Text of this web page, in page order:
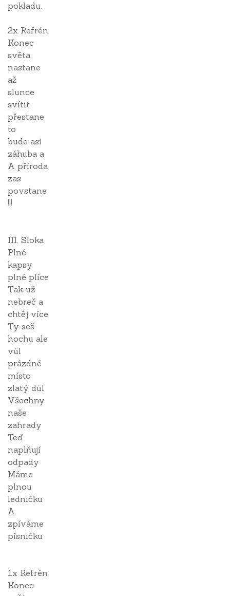
pokladu.
2x Refrén
Konec
světa
nastane
až
slunce
svítit
přestane
to
bude asi
záhuba a
A příroda
zas
povstane
!!!
III. Sloka
Plné
kapsy
plné plíce
Tak už
nebreč a
chtěj více
Ty seš
hochu ale
vůl
prázdné
místo
zlatý důl
Všechny
naše
zahrady
Teď
naplňují
odpady
Máme
plnou
ledničku
A
zpíváme
písničku
1x Refrén
Konec